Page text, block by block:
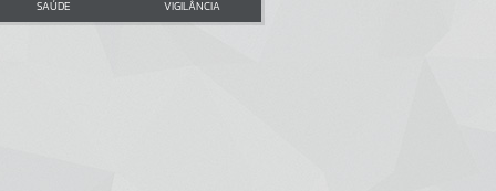
SAÚDE VIGILÂNCIA